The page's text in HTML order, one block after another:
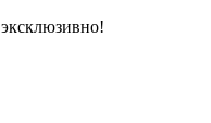
эксклюзивно!